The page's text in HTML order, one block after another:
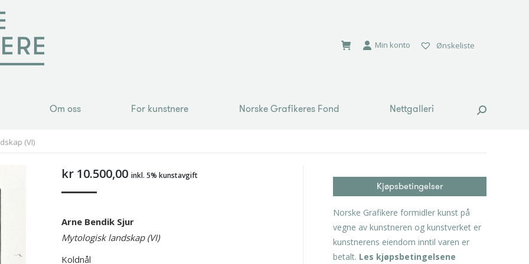
Min konto Ønskeliste
Om oss For kunstnere Norske Grafikeres Fond Nettgalleri Search:
(VI)
kr10.500,00 inkl. 5% kunstavgift
Arne Bendik Sjur
Mytologisk landskap (VI)
Koldnål
Kjøpsbetingelser
Norske Grafikere formidler kunst på
vegne av kunstneren og kunstverket er
kunstnerens eiendom inntil varen er
betalt. Les kjøpsbetingelsene